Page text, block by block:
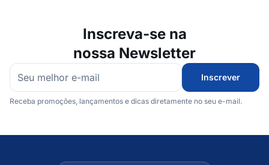
Inscreva-se na
nossa Newsletter
Inscrever
Receba promoções, lançamentos e dicas diretamente no seu e-mail.